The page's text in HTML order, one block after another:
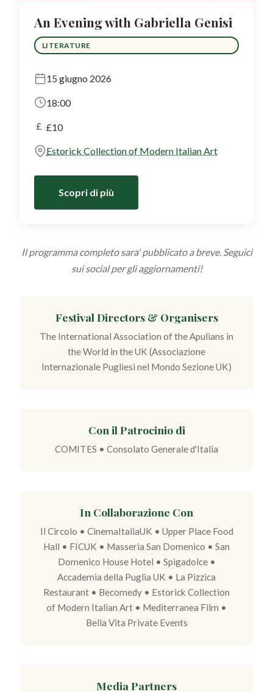
An Evening with Gabriella Genisi
LITERATURE
15 giugno 2026
18:00
£ £10
Estorick Collection of Modern Italian Art
Scopri di più
Il programma completo sara' pubblicato a breve. Seguici
sui social per gli aggiornamenti!
Festival Directors & Organisers
The International Association of the Apulians in
the World in the UK (Associazione
Internazionale Pugliesi nel Mondo Sezione UK)
Con il Patrocinio di
COMITES • Consolato Generale d'Italia
In Collaborazione Con
Il Circolo • CinemaItaliaUK • Upper Place Food
Hall • FICUK • Masseria San Domenico • San
Domenico House Hotel • Spigadolce •
Accademia della Puglia UK • La Pizzica
Restaurant • Becomedy • Estorick Collection
of Modern Italian Art • Mediterranea Film •
Bella Vita Private Events
Media Partners